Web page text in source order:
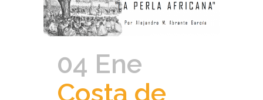
04 Ene
Costa de